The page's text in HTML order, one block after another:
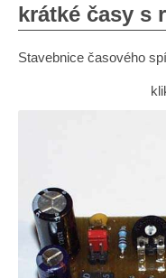
krátké časy s
Stavebnice časového